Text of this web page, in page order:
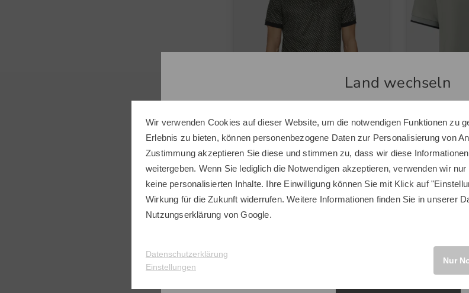
J.Lindeberg
Tour Tech Print Halbarm Polo
89,95 € 64,95 €
in: S
Bogner
CODY2
159,95 €
in: M L XL XXL
Land wechseln
Sie scheinen sich in einem anderen Land zu
Möchten Sie den Golf House Shop
Wir verwenden Cookies auf dieser Website, um die notwendigen Funktionen zu
Erlebnis zu bieten, können personenbezogene Daten zur Personalisierung von
Zustimmung akzeptieren Sie diese und stimmen zu, dass wir diese
weitergeben. Wenn Sie lediglich die Notwendigen akzeptieren, verwenden wir
keine personalisierten Inhalte. Ihre Einwilligung können Sie mit Klick auf
Wirkung für die Zukunft widerrufen. Weitere Informationen finden Sie in unserer
Nutzungserklärung von Google.
Datenschutzerklärung
Einstellungen
Nur